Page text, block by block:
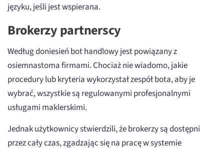
języku, jeśli jest wspierana.
Brokerzy partnerscy
Według doniesień bot handlowy jest powiązany z
osiemnastoma firmami. Chociaż nie wiadomo, jakie
procedury lub kryteria wykorzystał zespół bota, aby je
wybrać, wszystkie są regulowanymi profesjonalnymi
usługami maklerskimi.
Jednak użytkownicy stwierdzili, że brokerzy są dostępni
przez cały czas, zgadzając się na pracę w systemie